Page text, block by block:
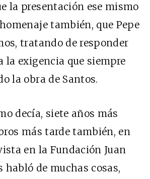
la presentación ese mismo
también, que Pepe
tratando de responder
la exigencia que siempre
la obra de Santos.
decía, siete años más
más tarde también, en
en la Fundación Juan
habló de muchas cosas,